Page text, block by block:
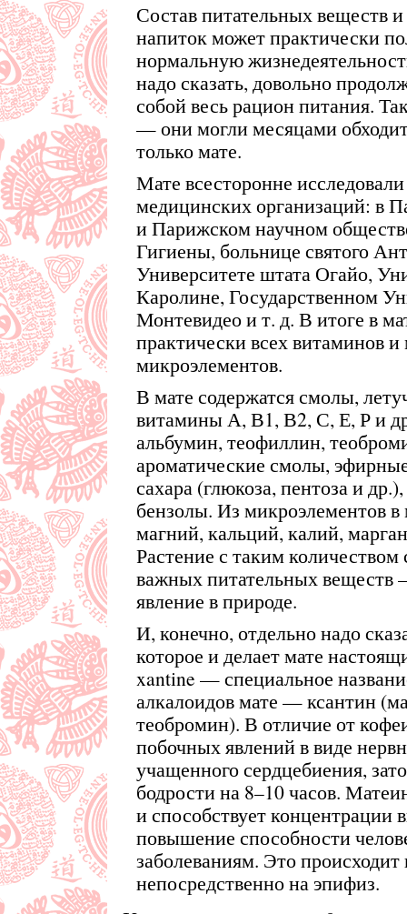
Состав питательных веществ
напиток может практически
нормальную
надо сказать, довольно
собой весь рацион питания.
— они могли месяцами
только мате.
Мате всесторонне
медицинских организаций: в
и Парижском научном
Гигиены, больнице святого
Университете штата Огайо,
Каролине, Государственном
Монтевидео и т. д. В итоге в
практически всех витаминов
микроэлементов.
В мате содержатся смолы,
витамины А, В1, В2, С, Е, Р и
альбумин, теофиллин,
ароматические смолы,
сахара (глюкоза, пентоза и
бензолы. Из микроэлементов в
магний, кальций, калий,
Растение с таким
важных питательных веществ
явление в природе.
И, конечно, отдельно надо
которое и делает мате
xantine — специальное
алкалоидов мате — ксантин
теобромин). В отличие от
побочных явлений в виде
учащенного сердцебиения,
бодрости на 8–10 часов.
и способствует концентрации
повышение способности
заболеваниям. Это
непосредственно на эпифиз.